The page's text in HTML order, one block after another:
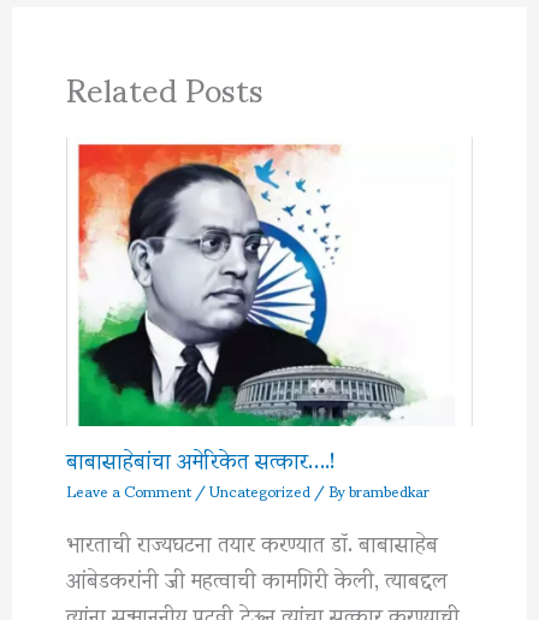
Related Posts
बाबासाहेबांचा अमेरिकेत सत्कार….!
Leave a Comment/Uncategorized/ Bybrambedkar
भारताची राज्यघटना तयार करण्यात डॉ. बाबासाहेब
आंबेडकरांनी जी महत्वाची कामगिरी केली, त्याबद्दल